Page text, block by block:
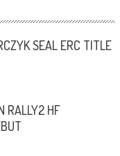
SEAL ERC TITLE
RALLY2 HF